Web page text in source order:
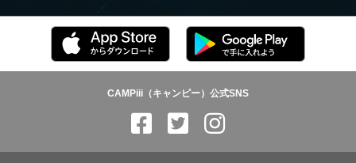
CAMPiii（キャンピー）公式SNS